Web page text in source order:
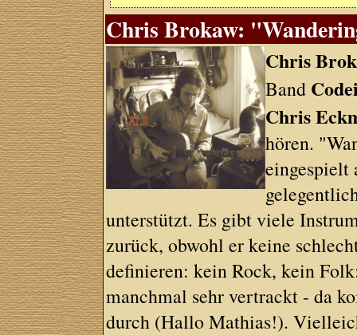
Chris Brokaw:
Chris
Band
Chris
hören.
eingespielt
unterstützt. Es gibt viele
zurück, obwohl er keine
definieren: kein Rock, kein
manchmal sehr vertrackt - da
durch (Hallo Mathias!).